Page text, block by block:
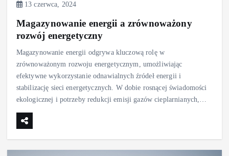
13 czerwca, 2024
Magazynowanie energii a zrównoważony
rozwój energetyczny
Magazynowanie energii odgrywa kluczową rolę w
zrównoważonym rozwoju energetycznym, umożliwiając
efektywne wykorzystanie odnawialnych źródeł energii i
stabilizację sieci energetycznych. W dobie rosnącej świadomości
ekologicznej i potrzeby redukcji emisji gazów cieplarnianych,…